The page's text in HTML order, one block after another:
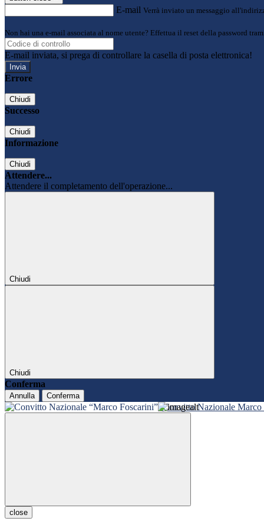
E-mail Verrà inviato un messaggio
Non hai una e-mail associata al nome utente? Effettua il reset della password
E-mail inviata, si prega di controllare la casella di posta elettronica!
Errore
Chiudi
Successo
Chiudi
Informazione
Chiudi
Attendere...
Attendere il completamento dell'operazione...
Chiudi
Chiudi
Conferma
Annulla Conferma
Convitto Nazionale Marco
close